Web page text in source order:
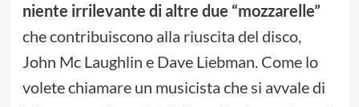
niente irrilevante di altre due “mozzarelle”
che contribuiscono alla riuscita del disco,
John Mc Laughlin e Dave Liebman. Come lo
volete chiamare un musicista che si avvale di